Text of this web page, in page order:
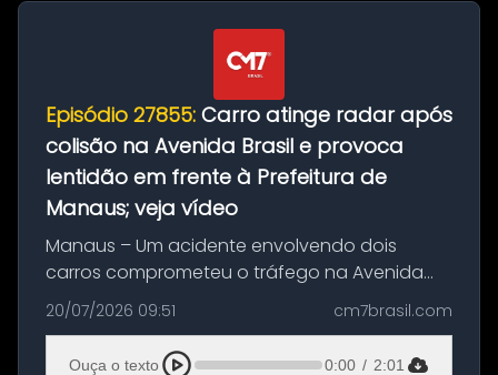
Episódio 27855: Carro atinge radar após
colisão na Avenida Brasil e provoca
lentidão em frente à Prefeitura de
Manaus; veja vídeo
Manaus – Um acidente envolvendo dois
carros comprometeu o tráfego na Avenida
Brasil durante a manhã desta segunda-feira
(20), em frente ao complexo da Prefeitura de
Manaus, na Zona Oeste. A batida ter...
20/07/2026 09:51 cm7brasil.com
Ouça o texto 0:00 / 2:01